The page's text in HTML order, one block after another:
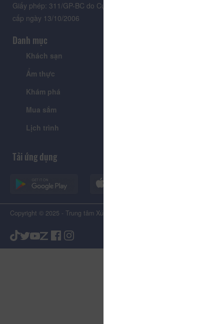
Giấy phép: 311/GP-BC do Cục Báo chí - Bộ Văn hóa Thông tin
cấp ngày 13/10/2006
Danh mục
Khách sạn
Ẩm thực
Khám phá
Mua sắm
Lịch trình
Tải ứng dụng
Copyright © 2025 - Trung tâm Xúc tiến Du lịch Tỉnh Lâm Đồng